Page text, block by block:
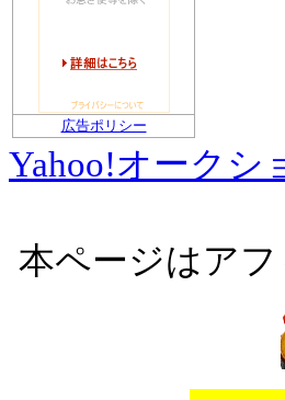
広告ポリシー
Yahoo!オークシ
本ページはア